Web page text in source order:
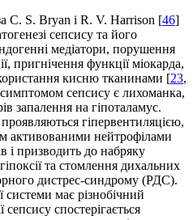
C. S. Bryan і R. V. Harrison [46]
сепсису та його
медіатори, порушення
пригнічення функції міокарда,
кисню тканинами [23,
сепсису є лихоманка,
запалення на гіпоталамус.
гіпервентиляцією,
активованими нейтрофілами
і призводить до набряку
та стомлення дихальних
дистрес-синдрому (РДС).
має різнобічний
сепсису спостерігається